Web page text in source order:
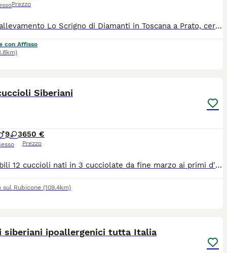
Prezzo
Presso allevamento Lo Scrigno di Diamanti in Toscana a Prato, cerchiamo una nuova famiglia speciale per questa bellissima gatta Siberiana Neva masquerade, blue tabby point femmina di nome Mia ✨ Età: 4 anni ✨ Carattere: Dolce, affettuosa, equilibrata sempre in cerca del contatto umano ✨ Salute: Sana, vaccinata, sverminata ✨ Sterilizzata ✨ Abituata a: vivere in casa, contatto umano, altri gatti e cane 🧡 Cerchiamo per lei una casa tranquilla, con persone amorevoli che possano dedicarle tempo e affetto. 📩 Contattami in privato al 3474949703 per informazioni, video o per conoscerla meglio. Valutiamo solo cessioni responsabili, con colloquio conoscitivo Non viene ceduta a titolo gratuito
con Affisso
Siberiani
9 3650 €
Prezzo
Disponibili 12 cuccioli nati in 3 cucciolate da fine marzo ai primi d'aprile. Cresciuti in famiglia , abituati alla lettiera, tiragraffi e gattaiola. Addestrati alla Per Terapia. Visita veterinaria di sana e robusta costituzione, primo vaccino , sverminazione libretto sanitario. Disponibili dal 13 giugno e prenotabili con caparra di 250 euro.
sul Rubicone (109.4km)
siberiani ipoallergenici tutta Italia